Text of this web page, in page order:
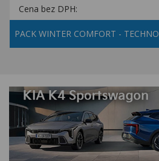
Cena bez DPH:
PACK WINTER COMFORT - TECHNO